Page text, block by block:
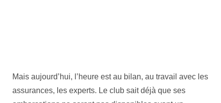
Mais aujourd’hui, l’heure est au bilan, au travail avec les
assurances, les experts. Le club sait déjà que ses